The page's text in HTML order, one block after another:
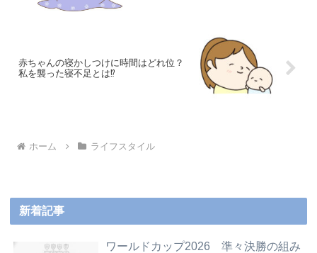
赤ちゃんの寝かしつけに時間はどれ位？
私を襲った寝不足とは⁉
ホーム ライフスタイル
新着記事
ワールドカップ2026 準々決勝の組み